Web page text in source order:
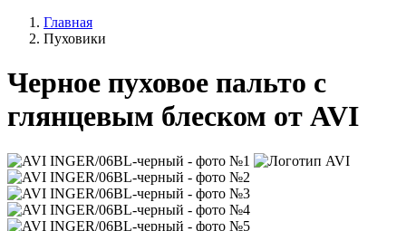
Главная
Пуховики
Черное пуховое пальто с
глянцевым блеском от AVI